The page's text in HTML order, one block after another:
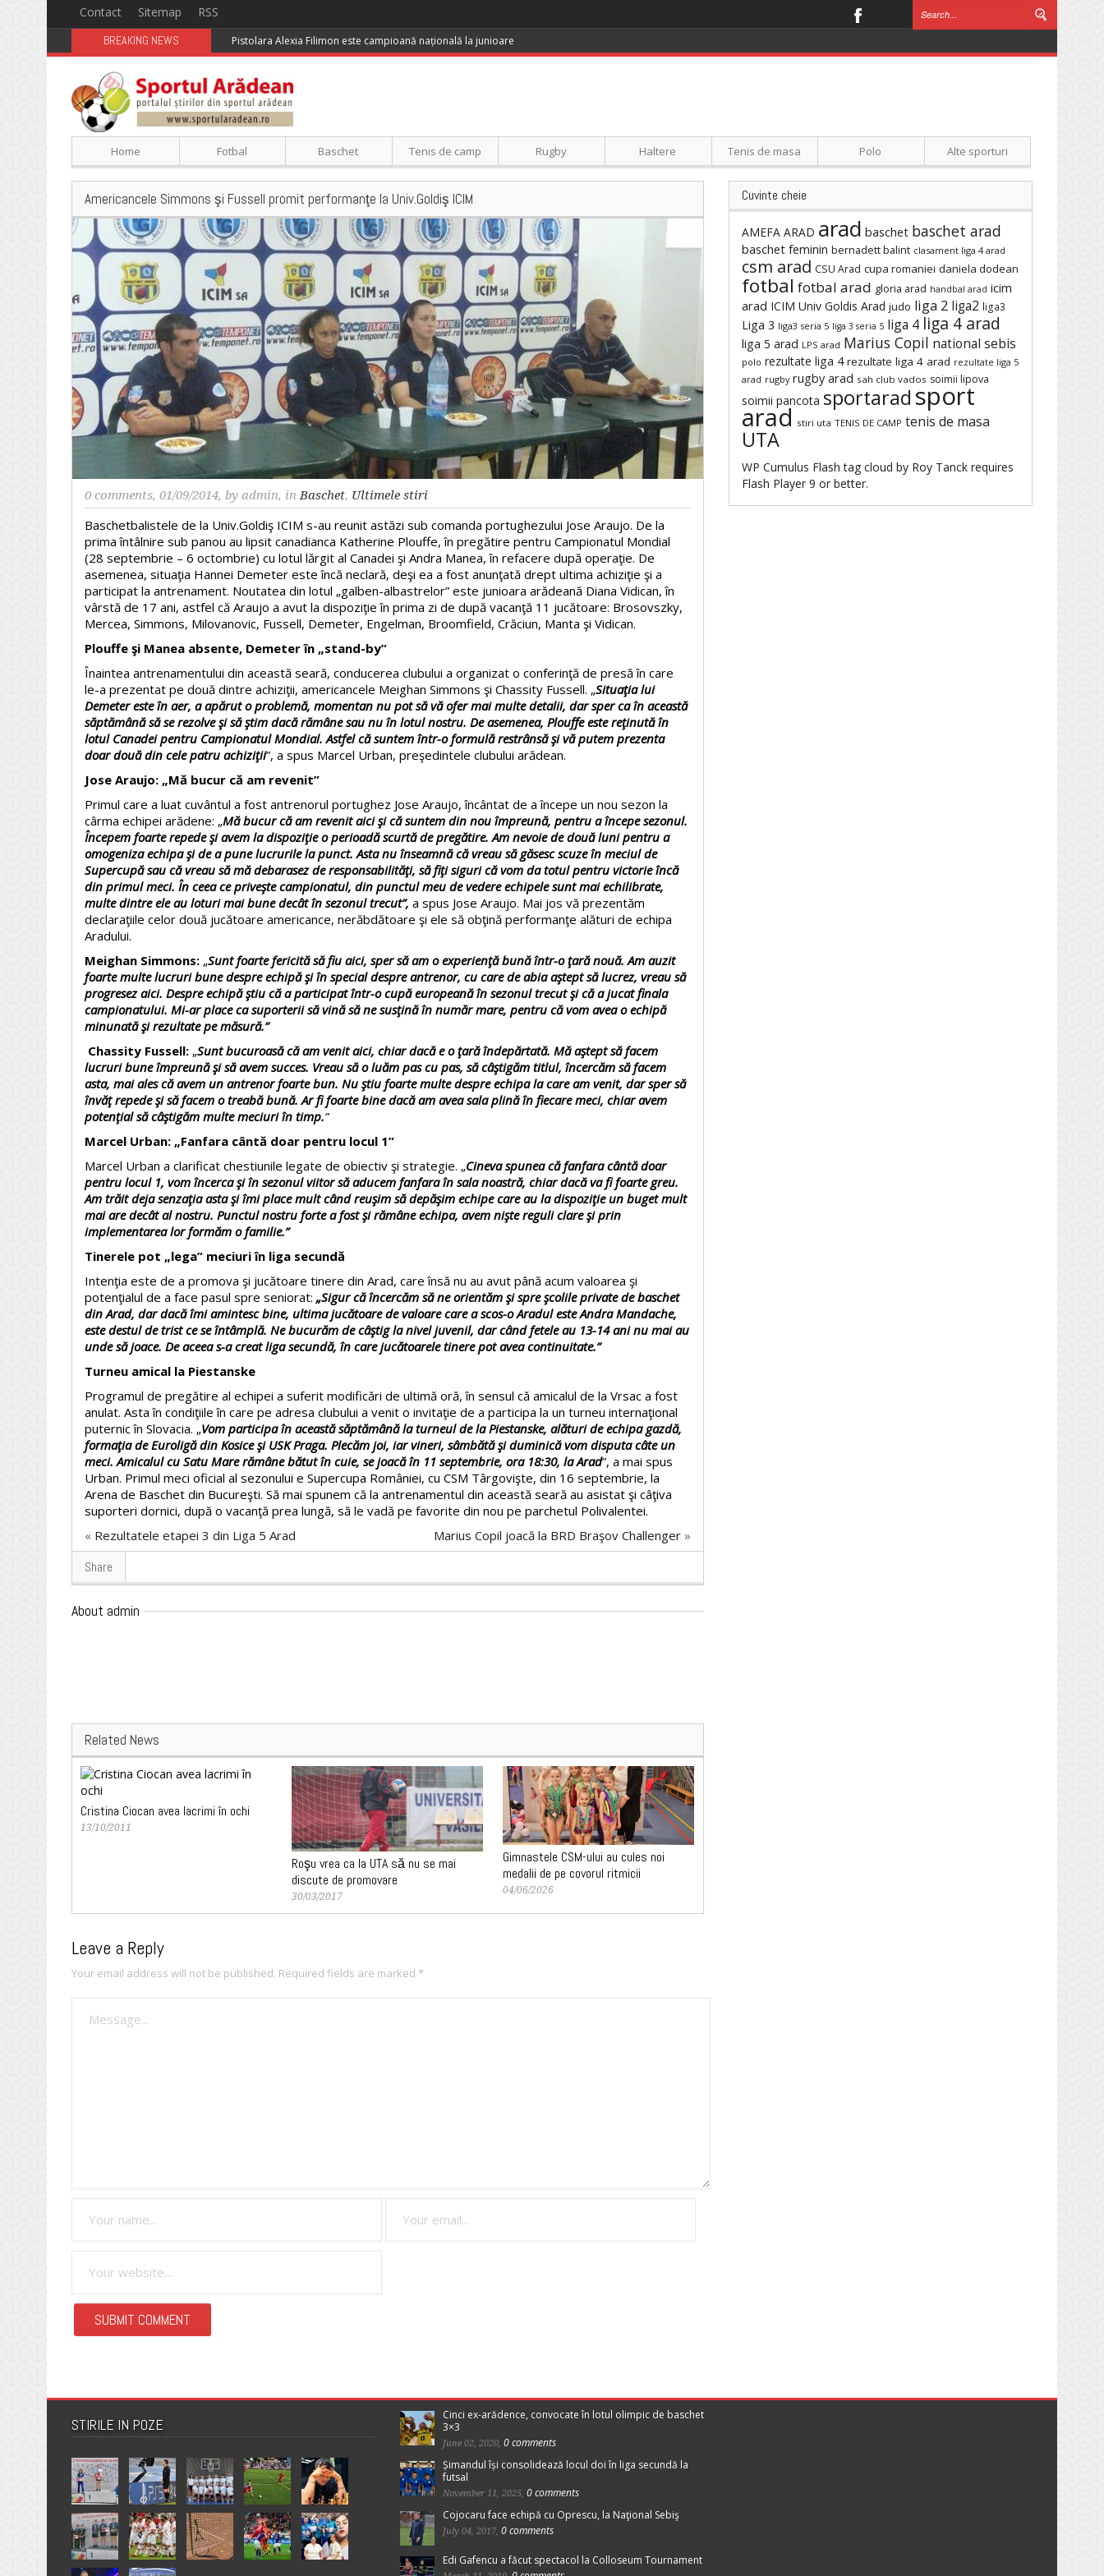
Contact Sitemap RSS
BREAKING NEWS Pistolara Alexia Filimon este campioană națională la junioare
Home Fotbal Baschet Tenis de camp Rugby Haltere Tenis de masa Polo Alte sporturi
Americancele Simmons şi Fussell promit performanţe la Univ.Goldiş ICIM
0 comments, 01/09/2014, by admin, inBaschet, Ultimele stiri
Baschetbalistele de la Univ.Goldiş ICIM s-au reunit astăzi sub comanda portughezului Jose Araujo. De la
prima întâlnire sub panou au lipsit canadianca Katherine Plouffe, în pregătire pentru Campionatul Mondial
(28 septembrie – 6 octombrie) cu lotul lărgit al Canadei şi Andra Manea, în refacere după operaţie. De
asemenea, situaţia Hannei Demeter este încă neclară, deşi ea a fost anunţată drept ultima achiziţie şi a
participat la antrenament. Noutatea din lotul „galben-albastrelor” este junioara arădeană Diana Vidican, în
vârstă de 17 ani, astfel că Araujo a avut la dispoziţie în prima zi de după vacanţă 11 jucătoare: Brosovszky,
Mercea, Simmons, Milovanovic, Fussell, Demeter, Engelman, Broomfield, Crăciun, Manta şi Vidican.
Plouffe şi Manea absente, Demeter în „stand-by”
Înaintea antrenamentului din această seară, conducerea clubului a organizat o conferinţă de presă în care
le-a prezentat pe două dintre achiziţii, americancele Meighan Simmons şi Chassity Fussell. „Situaţia lui
Demeter este în aer, a apărut o problemă, momentan nu pot să vă ofer mai multe detalii, dar sper ca în această
săptămână să se rezolve şi să ştim dacă rămâne sau nu în lotul nostru. De asemenea, Plouffe este reţinută în
lotul Canadei pentru Campionatul Mondial. Astfel că suntem într-o formulă restrânsă şi vă putem prezenta
doar două din cele patru achiziţii”, a spus Marcel Urban, preşedintele clubului arădean.
Jose Araujo: „Mă bucur că am revenit”
Primul care a luat cuvântul a fost antrenorul portughez Jose Araujo, încântat de a începe un nou sezon la
cârma echipei arădene: „Mă bucur că am revenit aici şi că suntem din nou împreună, pentru a începe sezonul.
Începem foarte repede şi avem la dispoziţie o perioadă scurtă de pregătire. Am nevoie de două luni pentru a
omogeniza echipa şi de a pune lucrurile la punct. Asta nu înseamnă că vreau să găsesc scuze în meciul de
Supercupă sau că vreau să mă debarasez de responsabilităţi, să fiţi siguri că vom da totul pentru victorie încă
din primul meci. În ceea ce priveşte campionatul, din punctul meu de vedere echipele sunt mai echilibrate,
multe dintre ele au loturi mai bune decât în sezonul trecut”, a spus Jose Araujo. Mai jos vă prezentăm
declaraţiile celor două jucătoare americance, nerăbdătoare şi ele să obţină performanţe alături de echipa
Aradului.
Meighan Simmons: „Sunt foarte fericită să fiu aici, sper să am o experienţă bună într-o ţară nouă. Am auzit
foarte multe lucruri bune despre echipă şi în special despre antrenor, cu care de abia aştept să lucrez, vreau să
progresez aici. Despre echipă ştiu că a participat într-o cupă europeană în sezonul trecut şi că a jucat finala
campionatului. Mi-ar place ca suporterii să vină să ne susţină în număr mare, pentru că vom avea o echipă
minunată şi rezultate pe măsură.”
Chassity Fussell: „Sunt bucuroasă că am venit aici, chiar dacă e o ţară îndepărtată. Mă aştept să facem
lucruri bune împreună şi să avem succes. Vreau să o luăm pas cu pas, să câştigăm titlul, încercăm să facem
asta, mai ales că avem un antrenor foarte bun. Nu ştiu foarte multe despre echipa la care am venit, dar sper să
învăţ repede şi să facem o treabă bună. Ar fi foarte bine dacă am avea sala plină în fiecare meci, chiar avem
potenţial să câştigăm multe meciuri în timp.”
Marcel Urban: „Fanfara cântă doar pentru locul 1”
Marcel Urban a clarificat chestiunile legate de obiectiv şi strategie. „Cineva spunea că fanfara cântă doar
pentru locul 1, vom încerca şi în sezonul viitor să aducem fanfara în sala noastră, chiar dacă va fi foarte greu.
Am trăit deja senzaţia asta şi îmi place mult când reuşim să depăşim echipe care au la dispoziţie un buget mult
mai are decât al nostru. Punctul nostru forte a fost şi rămâne echipa, avem nişte reguli clare şi prin
implementarea lor formăm o familie.”
Tinerele pot „lega” meciuri în liga secundă
Intenţia este de a promova şi jucătoare tinere din Arad, care însă nu au avut până acum valoarea şi
potenţialul de a face pasul spre seniorat: „Sigur că încercăm să ne orientăm şi spre şcolile private de baschet
din Arad, dar dacă îmi amintesc bine, ultima jucătoare de valoare care a scos-o Aradul este Andra Mandache,
este destul de trist ce se întâmplă. Ne bucurăm de câştig la nivel juvenil, dar când fetele au 13-14 ani nu mai au
unde să joace. De aceea s-a creat liga secundă, în care jucătoarele tinere pot avea continuitate.”
Turneu amical la Piestanske
Programul de pregătire al echipei a suferit modificări de ultimă oră, în sensul că amicalul de la Vrsac a fost
anulat. Asta în condiţiile în care pe adresa clubului a venit o invitaţie de a participa la un turneu internaţional
puternic în Slovacia. „Vom participa în această săptămână la turneul de la Piestanske, alături de echipa gazdă,
formaţia de Euroligă din Kosice şi USK Praga. Plecăm joi, iar vineri, sâmbătă şi duminică vom disputa câte un
meci. Amicalul cu Satu Mare rămâne bătut în cuie, se joacă în 11 septembrie, ora 18:30, la Arad”, a mai spus
Urban. Primul meci oficial al sezonului e Supercupa României, cu CSM Târgovişte, din 16 septembrie, la
Arena de Baschet din Bucureşti. Să mai spunem că la antrenamentul din această seară au asistat şi câţiva
suporteri dornici, după o vacanţă prea lungă, să le vadă pe favorite din nou pe parchetul Polivalentei.
« Rezultatele etapei 3 din Liga 5 Arad Marius Copil joacă la BRD Braşov Challenger »
Share
About admin
Related News
Cristina Ciocan avea lacrimi în ochi
13/10/2011
Roşu vrea ca la UTA să nu se mai
discute de promovare
30/03/2017
Gimnastele CSM-ului au cules noi
medalii de pe covorul ritmicii
04/06/2026
Leave a Reply
Your email address will not be published. Required fields are marked *
Cuvinte cheie
AMEFA ARAD arad baschet baschet arad
baschet feminin bernadett balint clasament liga 4 arad
csm arad CSU Arad cupa romaniei daniela dodean
fotbal fotbal arad gloria arad handbal arad icim
arad ICIM Univ Goldis Arad judo liga 2 liga2 liga3
Liga 3 liga3 seria 5 liga 3 seria 5 liga 4 liga 4 arad
liga 5 arad LPS arad Marius Copil national sebis
polo rezultate liga 4 rezultate liga 4 arad rezultate liga 5
arad rugby rugby arad sah club vados soimii lipova
soimii pancota sportarad sport
arad stiri uta TENIS DE CAMP tenis de masa
UTA
WP Cumulus Flash tag cloud by Roy Tanck requires
Flash Player 9 or better.
STIRILE IN POZE
Cinci ex-arădence, convocate în lotul olimpic de baschet
3×3
June 02, 2020, 0 comments
Șimandul își consolidează locul doi în liga secundă la
futsal
November 11, 2025, 0 comments
Cojocaru face echipă cu Oprescu, la Naţional Sebiş
July 04, 2017, 0 comments
Edi Gafencu a făcut spectacol la Colloseum Tournament